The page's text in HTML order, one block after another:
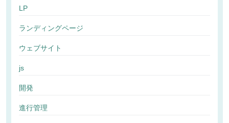
LP
ランディングページ
ウェブサイト
js
開発
進行管理